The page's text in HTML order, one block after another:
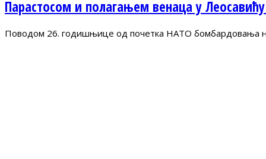
Парастосом и полагањем венаца у
Поводом 26. годишњице од почетка НАТО бомбардовања